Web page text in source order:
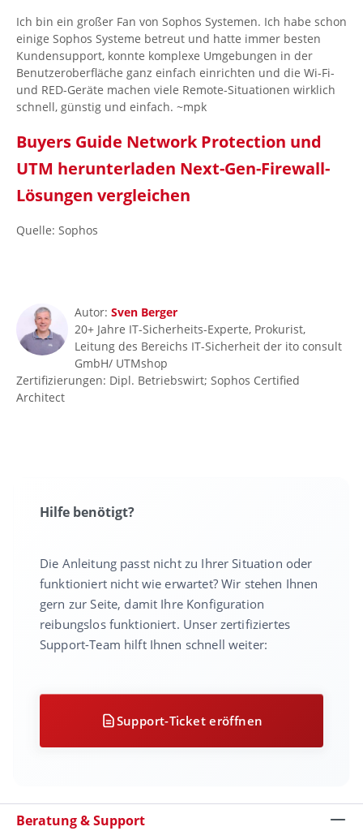
Ich bin ein großer Fan von Sophos Systemen. Ich habe schon
einige Sophos Systeme betreut und hatte immer besten
Kundensupport, konnte komplexe Umgebungen in der
Benutzeroberfläche ganz einfach einrichten und die Wi-Fi-
und RED-Geräte machen viele Remote-Situationen wirklich
schnell, günstig und einfach. ~mpk
Buyers Guide Network Protection und
UTM herunterladen Next-Gen-Firewall-
Lösungen vergleichen
Quelle: Sophos
Autor: Sven Berger
20+ Jahre IT-Sicherheits-Experte, Prokurist,
Leitung des Bereichs IT-Sicherheit der ito consult
GmbH/ UTMshop
Zertifizierungen: Dipl. Betriebswirt; Sophos Certified
Architect
Hilfe benötigt?
Die Anleitung passt nicht zu Ihrer Situation oder
funktioniert nicht wie erwartet? Wir stehen Ihnen
gern zur Seite, damit Ihre Konfiguration
reibungslos funktioniert. Unser zertifiziertes
Support-Team hilft Ihnen schnell weiter:
Support-Ticket eröffnen
Beratung & Support